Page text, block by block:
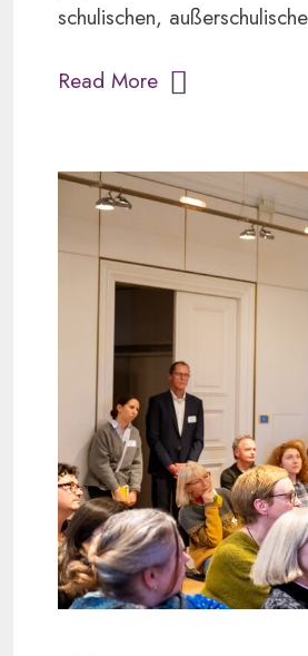
schulischen,
Read More